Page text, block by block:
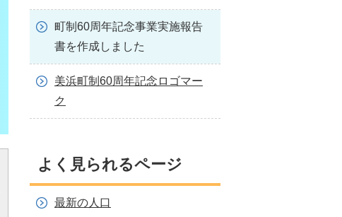
町制60周年記念事業実施報告
書を作成しました
美浜町制60周年記念ロゴマー
ク
よく見られるページ
最新の人口